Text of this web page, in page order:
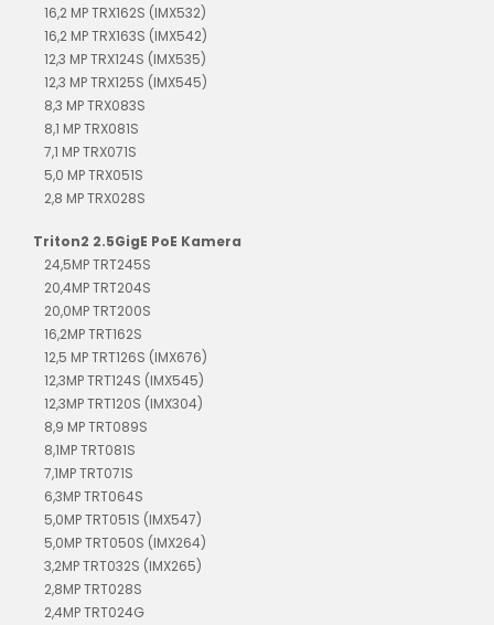
16,2 MP TRX162S (IMX532)
16,2 MP TRX163S (IMX542)
12,3 MP TRX124S (IMX535)
12,3 MP TRX125S (IMX545)
8,3 MP TRX083S
8,1 MP TRX081S
7,1 MP TRX071S
5,0 MP TRX051S
2,8 MP TRX028S
Triton2 2.5GigE PoE Kamera
24,5MP TRT245S
20,4MP TRT204S
20,0MP TRT200S
16,2MP TRT162S
12,5 MP TRT126S (IMX676)
12,3MP TRT124S (IMX545)
12,3MP TRT120S (IMX304)
8,9 MP TRT089S
8,1MP TRT081S
7,1MP TRT071S
6,3MP TRT064S
5,0MP TRT051S (IMX547)
5,0MP TRT050S (IMX264)
3,2MP TRT032S (IMX265)
2,8MP TRT028S
2,4MP TRT024G